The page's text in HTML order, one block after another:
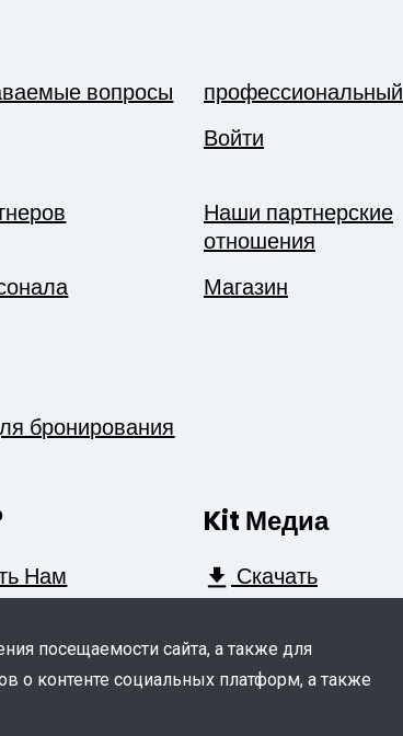
вопросы профессиональный
Войти
Наши партнерские
отношения
Магазин
бронирования
Нам
Kit Медиа
Скачать
посещаемости сайта, а также для
о контенте социальных платформ, а также